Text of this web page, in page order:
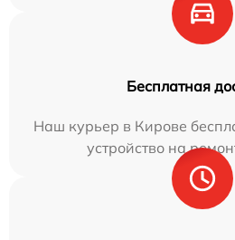
Бесплатная
Наш курьер в Кирове
устройство на